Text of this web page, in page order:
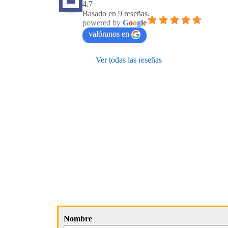
4.7
Basado en 9 reseñas.
powered by Google
valóranos en
Ver todas las reseñas
Nombre